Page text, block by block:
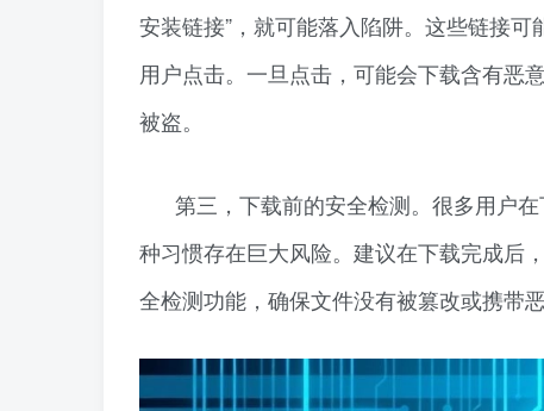
安装链接”，就可能落入陷阱。这些链接
用户点击。一旦点击，可能会下载含有恶
被盗。
第三，下载前的安全检测。很多用户
种习惯存在巨大风险。建议在下载完成后
全检测功能，确保文件没有被篡改或携带恶